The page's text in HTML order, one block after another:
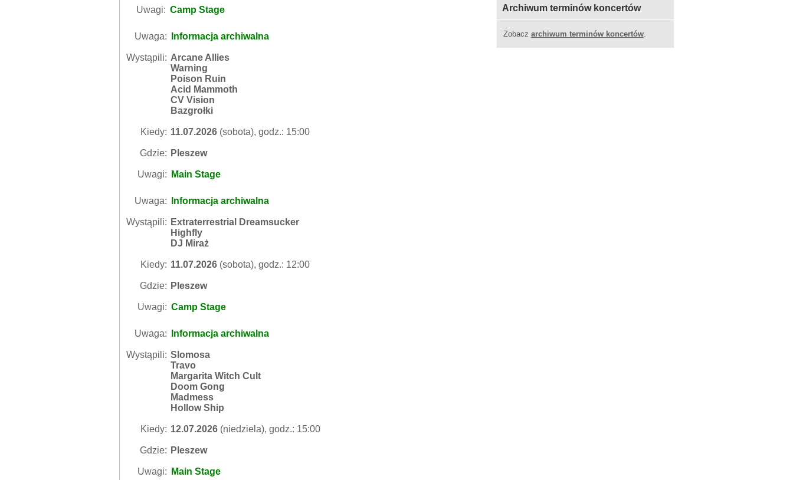
Uwagi: Camp Stage
Uwaga: Informacja archiwalna
Wystąpili: Arcane Allies
Warning
Poison Ruin
Acid Mammoth
CV Vision
Bazgrołki
Kiedy: 11.07.2026(sobota), godz.: 15:00
Gdzie: Pleszew
Uwagi: Main Stage
Uwaga: Informacja archiwalna
Wystąpili: Extraterrestrial Dreamsucker
Highfly
DJ Miraż
Kiedy: 11.07.2026(sobota), godz.: 12:00
Gdzie: Pleszew
Uwagi: Camp Stage
Uwaga: Informacja archiwalna
Wystąpili: Slomosa
Travo
Margarita Witch Cult
Doom Gong
Madmess
Hollow Ship
Kiedy: 12.07.2026(niedziela), godz.: 15:00
Gdzie: Pleszew
Uwagi: Main Stage
Archiwum terminów koncertów
Zobacz archiwum terminów koncertów.